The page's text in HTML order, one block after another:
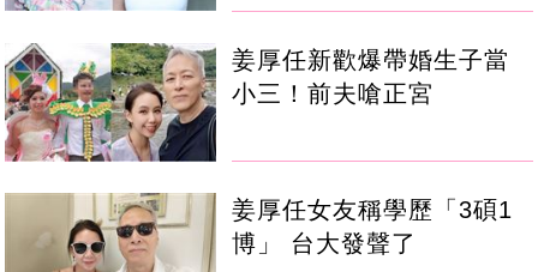
姜厚任新歡爆帶婚生子當
小三！前夫嗆正宮
姜厚任女友稱學歷「3碩1
博」 台大發聲了